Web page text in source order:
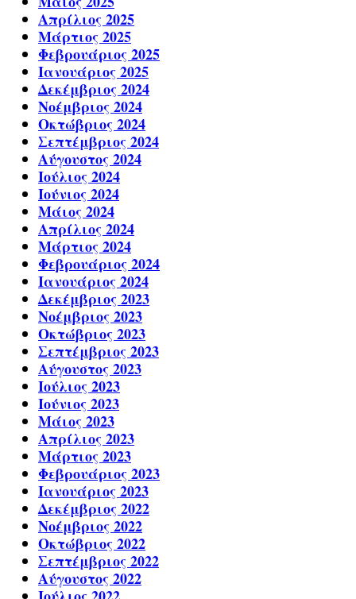
Απρίλιος 2025
Μάρτιος 2025
Φεβρουάριος 2025
Ιανουάριος 2025
Δεκέμβριος 2024
Νοέμβριος 2024
Οκτώβριος 2024
Σεπτέμβριος 2024
Αύγουστος 2024
Ιούλιος 2024
Ιούνιος 2024
Μάιος 2024
Απρίλιος 2024
Μάρτιος 2024
Φεβρουάριος 2024
Ιανουάριος 2024
Δεκέμβριος 2023
Νοέμβριος 2023
Οκτώβριος 2023
Σεπτέμβριος 2023
Αύγουστος 2023
Ιούλιος 2023
Ιούνιος 2023
Μάιος 2023
Απρίλιος 2023
Μάρτιος 2023
Φεβρουάριος 2023
Ιανουάριος 2023
Δεκέμβριος 2022
Νοέμβριος 2022
Οκτώβριος 2022
Σεπτέμβριος 2022
Αύγουστος 2022